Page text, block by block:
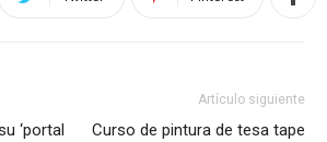
‘portal
Artículo siguiente
Curso de pintura de tesa tape